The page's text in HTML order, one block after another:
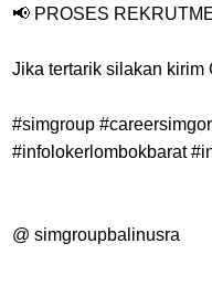
📢 PROSES
Jika tertarik silakan kirim
#simgroup
#infolokerlombokbarat
@ simgroupbalinusra